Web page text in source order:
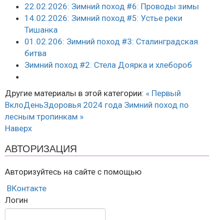
22.02.2026: Зимний поход #6: Проводы зимы
14.02.2026: Зимний поход #5: Устье реки
Тишанка
01.02.206: Зимний поход #3: Сталинградская
битва
Зимний поход #2. Стела Доярка и хлебороб
Другие материалы в этой категории: « Первый
ВклоДеньЗдоровья 2024 года Зимний поход по
лесным тропинкам »
Наверх
АВТОРИЗАЦИЯ
Авторизуйтесь на сайте с помощью
ВКонтакте
Логин